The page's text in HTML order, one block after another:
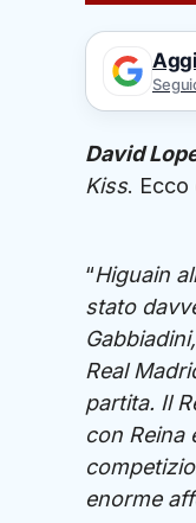
David
Kiss. Ecco
“Higuain
stato
Real
partita. Il
con Reina
enorme